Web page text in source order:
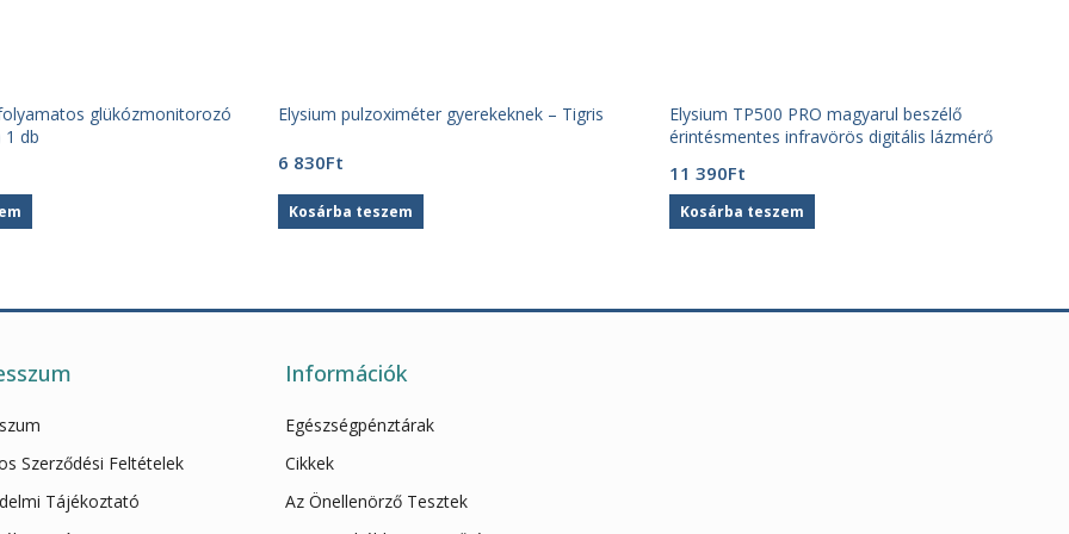
glükózmonitorozó
1 db
Elysium pulzoximéter gyerekeknek – Tigris
6 830Ft
Kosárba teszem
Elysium TP500 PRO magyarul beszélő
érintésmentes infravörös digitális lázmérő
11 390Ft
Kosárba teszem
Szerződési Feltételek
Tájékoztató
Információk
Egészségpénztárak
Cikkek
Az Önellenörző Tesztek